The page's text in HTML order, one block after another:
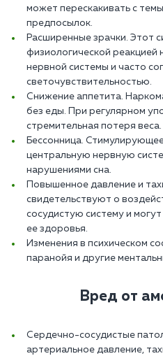
может перескакивать с
предпосылок.
Расширенные зрачки. Этот
физиологической реакцией
нервной системы и часто
светочувствительностью.
Снижение аппетита.
без еды. При регулярном
стремительная потеря веса.
Бессонница.
центральную нервную
нарушениями сна.
Повышенное давление и
свидетельствуют о
сосудистую систему и
ее здоровья.
Изменения в психическом
паранойя и другие
Вред от
Сердечно-сосудистые
артериальное давление,